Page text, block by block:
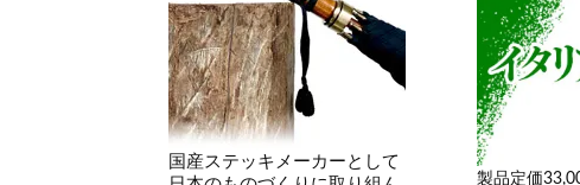
製品定価
国産ステッキメーカーとして